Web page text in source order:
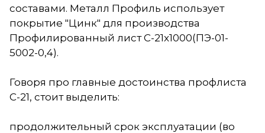
составами. Металл Профиль использует
покрытие "Цинк" для производства
Профилированный лист С-21x1000(ПЭ-01-
5002-0,4).
Говоря про главные достоинства профлиста
С-21, стоит выделить:
продолжительный срок эксплуатации (во